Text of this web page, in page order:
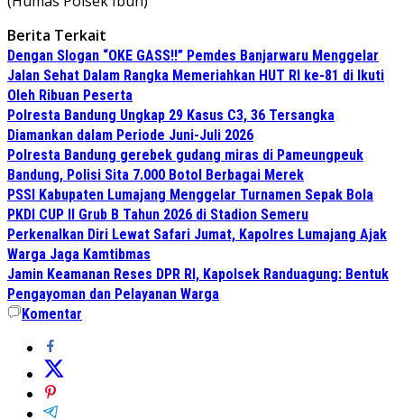
Berita Terkait
Dengan Slogan “OKE GASS!!” Pemdes Banjarwaru Menggelar
Jalan Sehat Dalam Rangka Memeriahkan HUT RI ke-81 di Ikuti
Oleh Ribuan Peserta
Polresta Bandung Ungkap 29 Kasus C3, 36 Tersangka
Diamankan dalam Periode Juni-Juli 2026
Polresta Bandung gerebek gudang miras di Pameungpeuk
Bandung, Polisi Sita 7.000 Botol Berbagai Merek
PSSI Kabupaten Lumajang Menggelar Turnamen Sepak Bola
PKDI CUP II Grub B Tahun 2026 di Stadion Semeru
Perkenalkan Diri Lewat Safari Jumat, Kapolres Lumajang Ajak
Warga Jaga Kamtibmas
Jamin Keamanan Reses DPR RI, Kapolsek Randuagung: Bentuk
Pengayoman dan Pelayanan Warga
Komentar